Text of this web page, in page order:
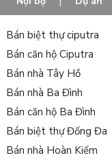
Bán biệt thự ciputra
Bán căn hộ Ciputra
Bán nhà Tây Hồ
Bán nhà Ba Đình
Bán căn hộ Ba Đình
Bán biệt thự Đống Đa
Bán nhà Hoàn Kiếm